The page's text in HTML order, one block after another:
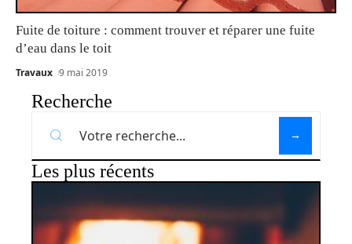
Fuite de toiture : comment trouver et réparer une fuite
d’eau dans le toit
Travaux 9 mai 2019
Recherche
Les plus récents